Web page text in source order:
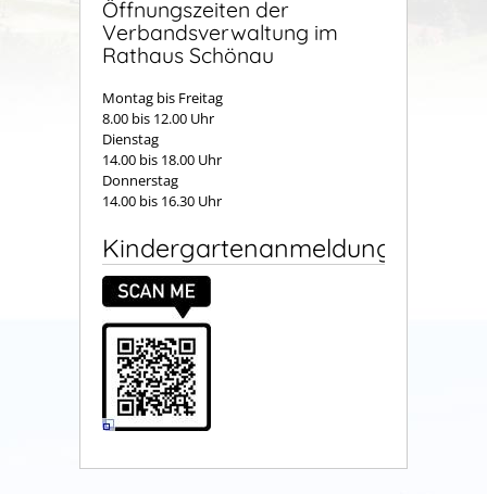
Öffnungszeiten der
Verbandsverwaltung im
Rathaus Schönau
Montag bis Freitag
8.00 bis 12.00 Uhr
Dienstag
14.00 bis 18.00 Uhr
Donnerstag
14.00 bis 16.30 Uhr
Kindergartenanmeldung